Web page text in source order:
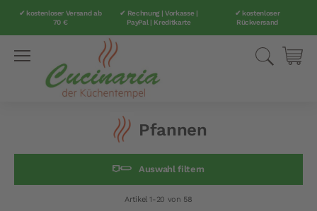
✔ kostenloser Versand ab
70 €
✔ Rechnung | Vorkasse |
PayPal | Kreditkarte
✔ kostenloser
Rückversand
Suche
Pfannen
Auswahl filtern
Artikel1- 20 von 58